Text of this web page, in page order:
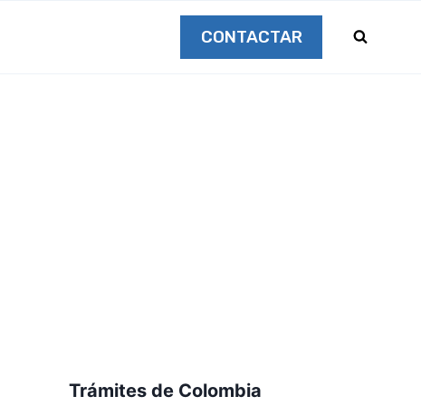
CONTACTAR
Trámites de Colombia